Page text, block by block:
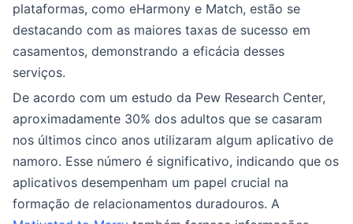
plataformas, como eHarmony e Match, estão se
destacando com as maiores taxas de sucesso em
casamentos, demonstrando a eficácia desses
serviços.
De acordo com um estudo da Pew Research Center,
aproximadamente 30% dos adultos que se casaram
nos últimos cinco anos utilizaram algum aplicativo de
namoro. Esse número é significativo, indicando que os
aplicativos desempenham um papel crucial na
formação de relacionamentos duradouros. A